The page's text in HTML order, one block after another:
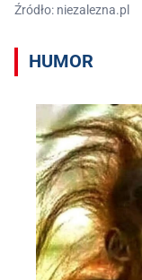
Źródło: niezalezna.pl
HUMOR